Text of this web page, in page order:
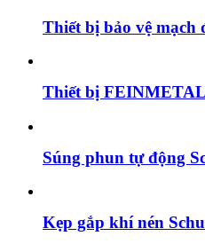
Thiết bị bảo vệ mạch
Thiết bị
Súng phun tự động
Kẹp gắp khí nén